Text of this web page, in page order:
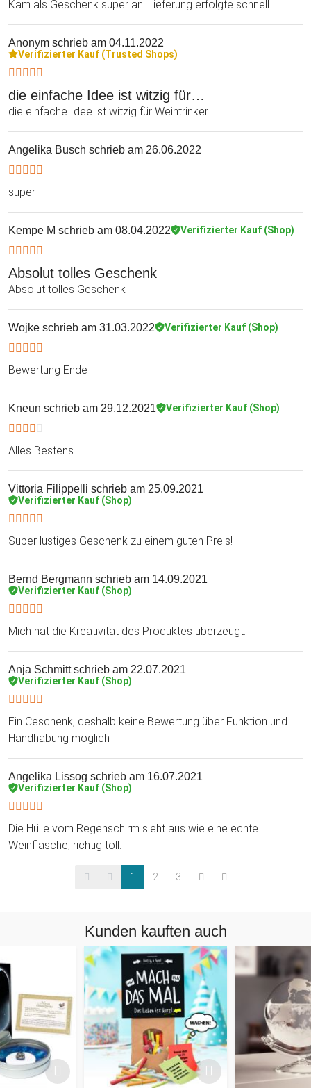
Kam als Geschenk super an! Lieferung erfolgte schnell
Anonym schrieb am 04.11.2022
Verifizierter Kauf (Trusted Shops)
die einfache Idee ist witzig für…
die einfache Idee ist witzig für Weintrinker
Angelika Busch schrieb am 26.06.2022
super
Kempe M schrieb am 08.04.2022 Verifizierter Kauf (Shop)
Absolut tolles Geschenk
Absolut tolles Geschenk
Wojke schrieb am 31.03.2022 Verifizierter Kauf (Shop)
Bewertung Ende
Kneun schrieb am 29.12.2021 Verifizierter Kauf (Shop)
Alles Bestens
Vittoria Filippelli schrieb am 25.09.2021
Verifizierter Kauf (Shop)
Super lustiges Geschenk zu einem guten Preis!
Bernd Bergmann schrieb am 14.09.2021
Verifizierter Kauf (Shop)
Mich hat die Kreativität des Produktes überzeugt.
Anja Schmittschrieb am 22.07.2021
Verifizierter Kauf (Shop)
Ein Ceschenk, deshalb keine Bewertung über Funktion und
Handhabung möglich
Angelika Lissog schrieb am 16.07.2021
Verifizierter Kauf (Shop)
Die Hülle vom Regenschirm sieht aus wie eine echte
Weinflasche, richtig toll.
1 2 3
Kunden kauften auch